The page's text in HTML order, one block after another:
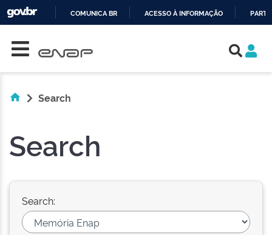
COMUNICA BR ACESSO À INFORMAÇÃO
Search
Search
Search: